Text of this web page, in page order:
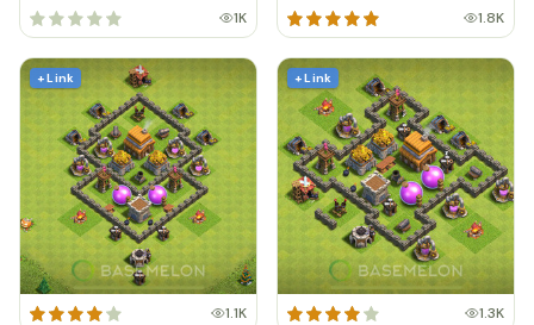
1K 1.8K
+ Link
1.1K
+ Link
1.3K